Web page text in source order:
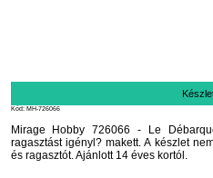
Kód: MH-726066
Mirage Hobby 726066 - Le
ragasztást igényl? makett. A készlet
és ragasztót. Ajánlott 14 éves kortól.